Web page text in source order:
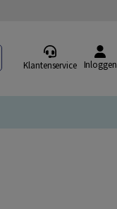
Klantenservice Inloggen